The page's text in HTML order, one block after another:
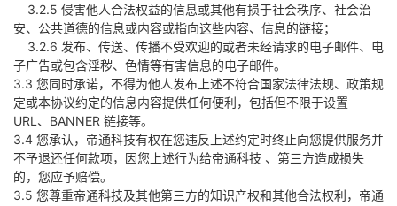
3.2.5 侵害他人合法权益的信息或其他有损于社会秩序、社会治
安、公共道德的信息或内容或指向这些内容、信息的链接；
3.2.6 发布、传送、传播不受欢迎的或者未经请求的电子邮件、电
子广告或包含淫秽、色情等有害信息的电子邮件。
3.3 您同时承诺，不得为他人发布上述不符合国家法律法规、政策规
定或本协议约定的信息内容提供任何便利，包括但不限于设置
URL、BANNER 链接等。
3.4 您承认，帝通科技有权在您违反上述约定时终止向您提供服务并
不予退还任何款项，因您上述行为给帝通科技 、第三方造成损失
的，您应予赔偿。
3.5 您尊重帝通科技及其他第三方的知识产权和其他合法权利，帝通